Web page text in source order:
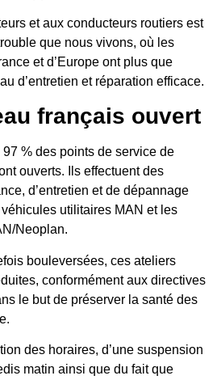
et aux conducteurs routiers est
que nous vivons, où les
et d’Europe ont plus que
d’entretien et réparation efficace.
français ouvert
% des points de service de
ouverts. Ils effectuent des
d’entretien et de dépannage
utilitaires MAN et les
Neoplan.
bouleversées, ces ateliers
conformément aux directives
le but de préserver la santé des
des horaires, d’une suspension
matin ainsi que du fait que